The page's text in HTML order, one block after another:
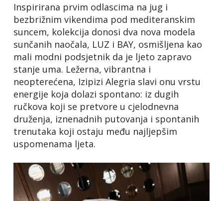
Inspirirana prvim odlascima na jug i
bezbrižnim vikendima pod mediteranskim
suncem, kolekcija donosi dva nova modela
sunčanih naočala, LUZ i BAY, osmišljena kao
mali modni podsjetnik da je ljeto zapravo
stanje uma. Ležerna, vibrantna i
neopterećena, Izipizi Alegria slavi onu vrstu
energije koja dolazi spontano: iz dugih
ručkova koji se pretvore u cjelodnevna
druženja, iznenadnih putovanja i spontanih
trenutaka koji ostaju među najljepšim
uspomenama ljeta.